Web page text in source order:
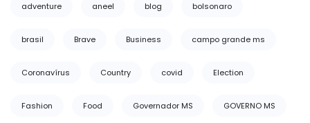
adventure aneel blog bolsonaro
brasil Brave Business campo grande ms
Coronavírus Country covid Election
Fashion Food Governador MS GOVERNO MS